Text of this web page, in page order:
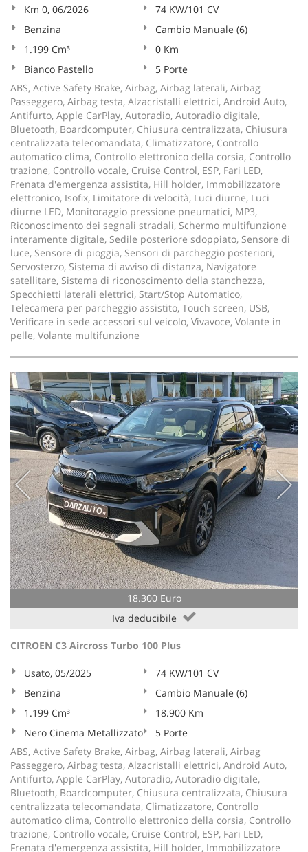
Km 0, 06/2026
74 KW/101 CV
Benzina
Cambio Manuale (6)
1.199 Cm³
0 Km
Bianco Pastello
5 Porte
ABS, Active Safety Brake, Airbag, Airbag laterali, Airbag
Passeggero, Airbag testa, Alzacristalli elettrici, Android Auto,
Antifurto, Apple CarPlay, Autoradio, Autoradio digitale,
Bluetooth, Boardcomputer, Chiusura centralizzata, Chiusura
centralizzata telecomandata, Climatizzatore, Controllo
automatico clima, Controllo elettronico della corsia, Controllo
trazione, Controllo vocale, Cruise Control, ESP, Fari LED,
Frenata d'emergenza assistita, Hill holder, Immobilizzatore
elettronico, Isofix, Limitatore di velocità, Luci diurne, Luci
diurne LED, Monitoraggio pressione pneumatici, MP3,
Riconoscimento dei segnali stradali, Schermo multifunzione
interamente digitale, Sedile posteriore sdoppiato, Sensore di
luce, Sensore di pioggia, Sensori di parcheggio posteriori,
Servosterzo, Sistema di avviso di distanza, Navigatore
satellitare, Sistema di riconoscimento della stanchezza,
Specchietti laterali elettrici, Start/Stop Automatico,
Telecamera per parcheggio assistito, Touch screen, USB,
Verificare in sede accessori sul veicolo, Vivavoce, Volante in
pelle, Volante multifunzione
18.300 Euro
Iva deducibile
CITROEN C3 Aircross Turbo 100 Plus
Usato, 05/2025
74 KW/101 CV
Benzina
Cambio Manuale (6)
1.199 Cm³
18.900 Km
Nero Cinema Metallizzato
5 Porte
ABS, Active Safety Brake, Airbag, Airbag laterali, Airbag
Passeggero, Airbag testa, Alzacristalli elettrici, Android Auto,
Antifurto, Apple CarPlay, Autoradio, Autoradio digitale,
Bluetooth, Boardcomputer, Chiusura centralizzata, Chiusura
centralizzata telecomandata, Climatizzatore, Controllo
automatico clima, Controllo elettronico della corsia, Controllo
trazione, Controllo vocale, Cruise Control, ESP, Fari LED,
Frenata d'emergenza assistita, Hill holder, Immobilizzatore